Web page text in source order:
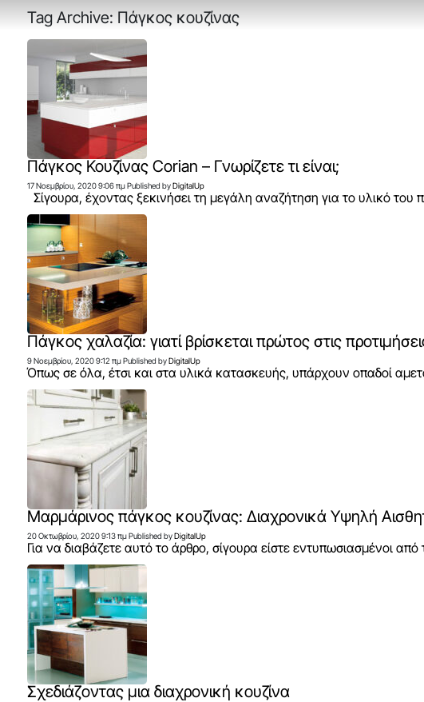
Tag Archive: Πάγκος κουζίνας
Πάγκος Κουζίνας Corian – Γνωρίζετε τι είναι;
17 Νοεμβρίου, 2020 9:06 πμ Published by DigitalUp
Σίγουρα, έχοντας ξεκινήσει τη μεγάλη αναζήτηση για το υλικό
Πάγκος χαλαζία: γιατί βρίσκεται πρώτος στις
9 Νοεμβρίου, 2020 9:12 πμ Published by DigitalUp
Όπως σε όλα, έτσι και στα υλικά κατασκευής, υπάρχουν οπαδοί
Μαρμάρινος πάγκος κουζίνας: Διαχρονικά Υψηλή
20 Οκτωβρίου, 2020 9:13 πμ Published by DigitalUp
Για να διαβάζετε αυτό το άρθρο, σίγουρα είστε εντυπωσιασμένοι
Σχεδιάζοντας μια διαχρονική κουζίνα